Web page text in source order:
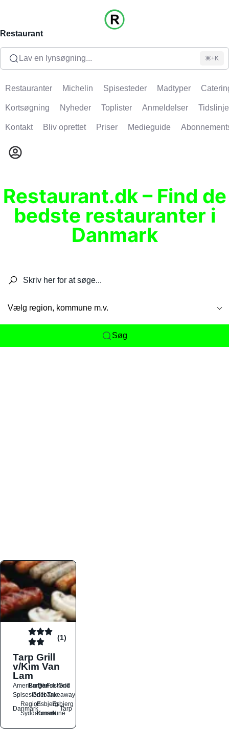
Restaurant
Lav en lynsøgning... ⌘+K
Restauranter Michelin Spisesteder Madtyper
Kortsøgning Nyheder Toplister Anmeldelser Tidslinje
Kontakt Bliv oprettet Priser Medieguide
Restaurant.dk – Find de
bedste restauranter i
Danmark
Vælg region, kommune m.v.
Søg
(1)
Tarp Grill
v/Kim Van
Lam
Amerikansk
BurgerDanskFastfood
Grill
SpisestederGrillbarerTakeaway
Danmark
Region
Syddanmark
Esbjerg
Kommune
Esbjerg
N
Tarp